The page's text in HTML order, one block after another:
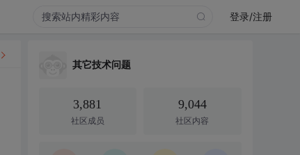
登录/注册
其它技术问题
3,881
社区成员
9,044
社区内容